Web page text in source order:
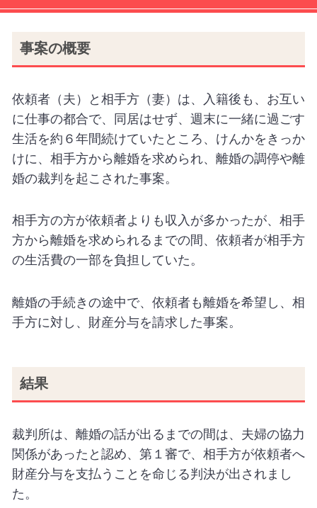
事案の概要
依頼者（夫）と相手方（妻）は、入籍後も、お互い
に仕事の都合で、同居はせず、週末に一緒に過ごす
生活を約６年間続けていたところ、けんかをきっか
けに、相手方から離婚を求められ、離婚の調停や離
婚の裁判を起こされた事案。
相手方の方が依頼者よりも収入が多かったが、相手
方から離婚を求められるまでの間、依頼者が相手方
の生活費の一部を負担していた。
離婚の手続きの途中で、依頼者も離婚を希望し、相
手方に対し、財産分与を請求した事案。
結果
裁判所は、離婚の話が出るまでの間は、夫婦の協力
関係があったと認め、第１審で、相手方が依頼者へ
財産分与を支払うことを命じる判決が出されまし
た。